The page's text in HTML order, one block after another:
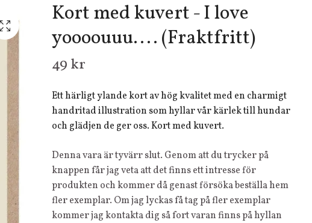
Kort med kuvert - I love
yoooouuu.... (Fraktfritt)
49 kr
Ett härligt ylande kort av hög kvalitet med en charmigt
handritad illustration som hyllar vår kärlek till hundar
och glädjen de ger oss. Kort med kuvert.
Denna vara är tyvärr slut. Genom att du trycker på
knappen får jag veta att det finns ett intresse för
produkten och kommer då genast försöka beställa hem
fler exemplar. Om jag lyckas få tag på fler exemplar
kommer jag kontakta dig så fort varan finns på hyllan